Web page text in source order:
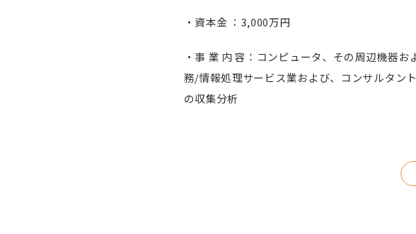
・資本金 ：3,000万円
・事 業 内 容：コンピュータ、その周辺機器
務/情報処理サービス業および、コンサルタン
の収集分析